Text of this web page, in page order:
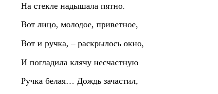
На стекле надышала пятно.
Вот лицо, молодое, приветное,
Вот и ручка, – раскрылось окно,
И погладила клячу несчастную
Ручка белая… Дождь зачастил,